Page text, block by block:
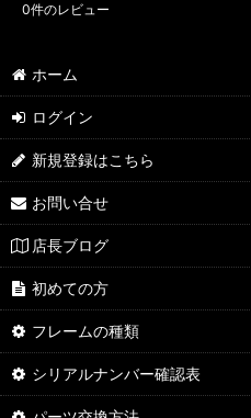
0件のレビュー
ホーム
ログイン
新規登録はこちら
お問い合せ
店長ブログ
初めての方
フレームの種類
シリアルナンバー確認表